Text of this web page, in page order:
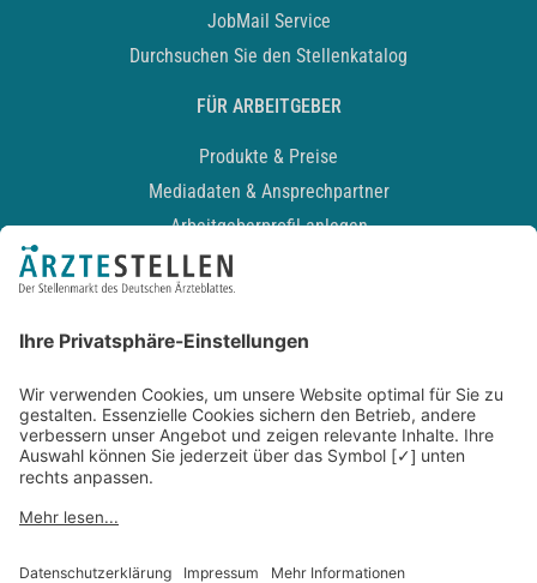
JobMail Service
Durchsuchen Sie den Stellenkatalog
FÜR ARBEITGEBER
Produkte & Preise
Mediadaten & Ansprechpartner
Arbeitgeberprofil anlegen
Recruiting-Podcast
Kontakt
Datenschutz
Newsletter